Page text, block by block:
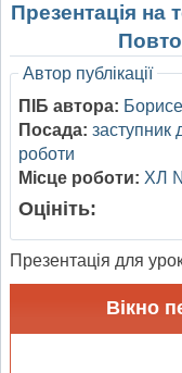
Презентація на
Автор публікації
ПІБ автора:
Посада: заступник
роботи
Місце роботи: ХЛ
Оцініть:
Презентація для
Вікно